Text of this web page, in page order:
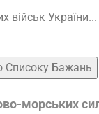
військ України...
Списоку Бажань
морських